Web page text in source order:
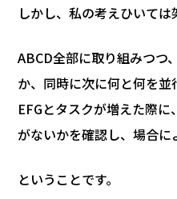
しかし、私の考えひいては
ABCD全部に取り組みつつ
か、同時に次に何と何を並
EFGとタスクが増えた際
がないかを確認し、場合に
ということです。